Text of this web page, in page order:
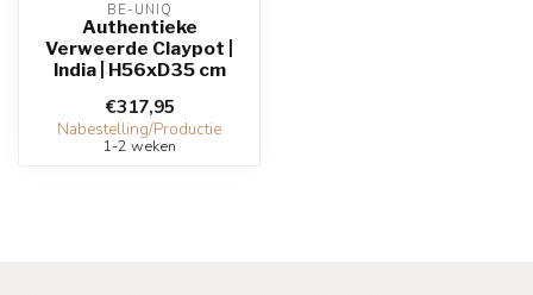
BE-UNIQ
Authentieke
Verweerde Claypot |
India | H56xD35 cm
€317,95
Nabestelling/Productie
1-2 weken